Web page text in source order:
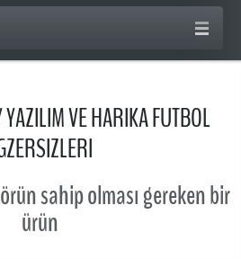
VE HARIKA FUTBOL
sahip olması gereken bir
ürün